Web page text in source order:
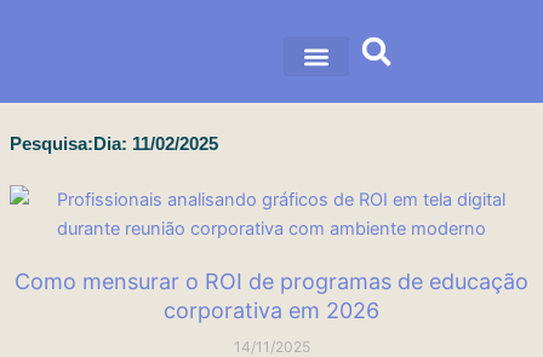
conteúdo
Pesquisa:Dia: 11/02/2025
Como mensurar o ROI de programas de educação
corporativa em 2026
14/11/2025
Página
Página
Página
Página
Página